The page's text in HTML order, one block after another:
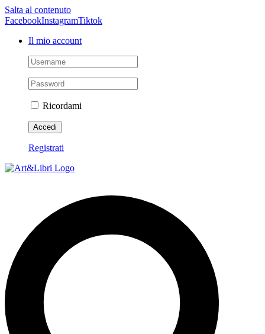
Salta al contenuto
FacebookInstagramTiktok
Il mio account
Ricordami
Registrati